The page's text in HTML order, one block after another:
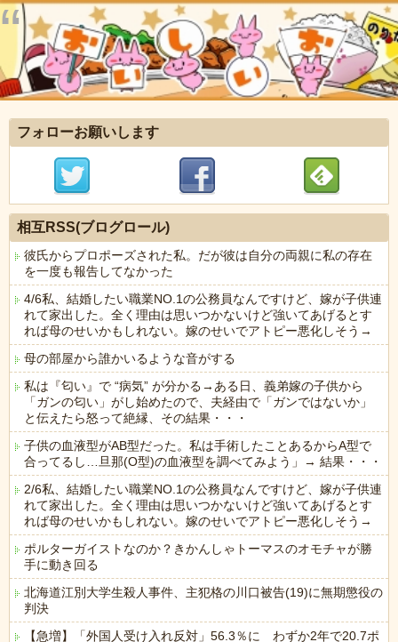
フォローお願いします
相互RSS(ブログロール)
彼氏からプロポーズされた私。だが彼は自分の両親に私の存在
を一度も報告してなかった
4/6私、結婚したい職業NO.1の公務員なんですけど、嫁が子供連
れて家出した。全く理由は思いつかないけど強いてあげるとす
れば母のせいかもしれない。嫁のせいでアトピー悪化しそう→
母の部屋から誰かいるような音がする
私は『匂い』で “病気” が分かる→ある日、義弟嫁の子供から
「ガンの匂い」がし始めたので、夫経由で「ガンではないか」
と伝えたら怒って絶縁、その結果・・・
子供の血液型がAB型だった。私は手術したことあるからA型で
合ってるし…旦那(O型)の血液型を調べてみよう」→ 結果・・・
2/6私、結婚したい職業NO.1の公務員なんですけど、嫁が子供連
れて家出した。全く理由は思いつかないけど強いてあげるとす
れば母のせいかもしれない。嫁のせいでアトピー悪化しそう→
ポルターガイストなのか？きかんしゃトーマスのオモチャが勝
手に動き回る
北海道江別大学生殺人事件、主犯格の川口被告(19)に無期懲役の
判決
【急増】「外国人受け入れ反対」56.3％に わずか2年で20.7ポ